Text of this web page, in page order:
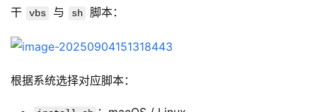
干
vbs 与 sh 脚本：
根据系统选择对应脚本：